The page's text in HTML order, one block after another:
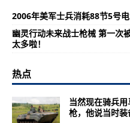
2006年美军士兵消耗88节5号
幽灵行动未来战士枪械 第一次
太多啦！
热点
当然现在骑兵
枪，他说当时